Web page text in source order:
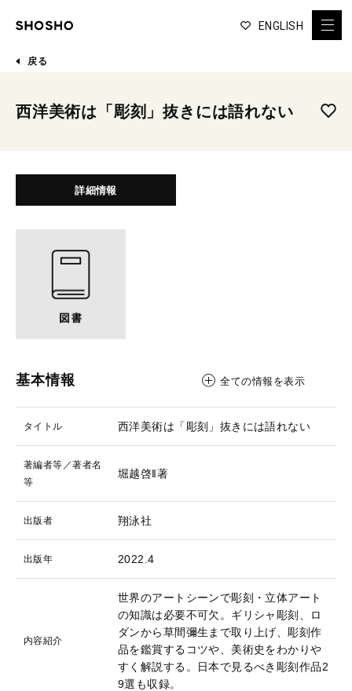
ENGLISH
戻る
西洋美術は「彫刻」抜きには語れない
詳細情報
基本情報 全ての情報を表示
タイトル 西洋美術は「彫刻」抜きには語れない
著編者等／著者名
等
堀越啓‖著
出版者 翔泳社
出版年 2022.4
内容紹介
世界のアートシーンで彫刻・立体アート
の知識は必要不可欠。ギリシャ彫刻、ロ
ダンから草間彌生まで取り上げ、彫刻作
品を鑑賞するコツや、美術史をわかりや
すく解説する。日本で見るべき彫刻作品2
9選も収録。